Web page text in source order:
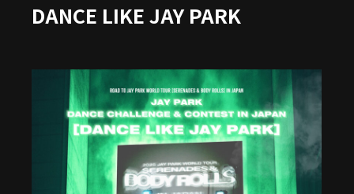
DANCE LIKE JAY PARK